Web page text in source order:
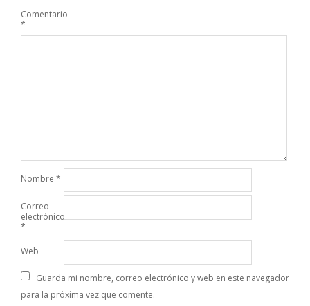
Comentario
*
Nombre *
Correo
electrónico
*
Web
Guarda mi nombre, correo electrónico y web en este navegador
para la próxima vez que comente.